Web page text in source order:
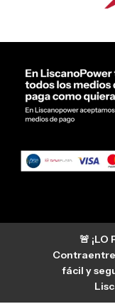
🚨 ¡LO
fácil y
Si tienes
Únete a